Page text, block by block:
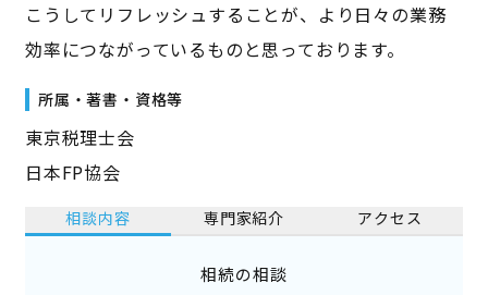
こうしてリフレッシュすることが、より日々の業務
効率につながっているものと思っております。
所属・著書・資格等
東京税理士会
日本FP協会
相談内容 専門家紹介 アクセス
相続の相談